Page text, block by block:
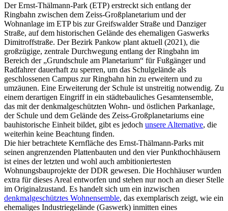
Der Ernst-Thälmann-Park (ETP) erstreckt sich entlang der
Ringbahn zwischen dem Zeiss-Großplanetarium und der
Wohnanlage im ETP bis zur Greifswalder Straße und Danziger
Straße, auf dem historischen Gelände des ehemaligen Gaswerks
Dimitroffstraße. Der Bezirk Pankow plant aktuell (2021), die
großzügige, zentrale Durchwegung entlang der Ringbahn im
Bereich der „Grundschule am Planetarium“ für Fußgänger und
Radfahrer dauerhaft zu sperren, um das Schulgelände als
geschlossenen Campus zur Ringbahn hin zu erweitern und zu
umzäunen. Eine Erweiterung der Schule ist unstreitig notwendig. Zu
einem derartigen Eingriff in ein städtebauliches Gesamtensemble,
das mit der denkmalgeschützten Wohn- und östlichen Parkanlage,
der Schule und dem Gelände des Zeiss-Großplanetariums eine
bauhistorische Einheit bildet, gibt es jedoch unsere Alternative, die
weiterhin keine Beachtung finden.
Die hier betrachtete Kernfläche des Ernst-Thälmann-Parks mit
seinen angrenzenden Plattenbauten und den vier Punkthochhäusern
ist eines der letzten und wohl auch ambitioniertesten
Wohnungsbauprojekte der DDR gewesen. Die Hochhäuser wurden
extra für dieses Areal entworfen und stehen nur noch an dieser Stelle
im Originalzustand. Es handelt sich um ein inzwischen
denkmalgeschütztes Wohnensemble, das exemplarisch zeigt, wie ein
ehemaliges Industriegelände (Gaswerk) inmitten eines